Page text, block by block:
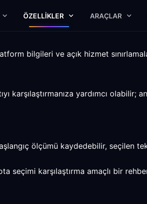
ÖZELLIKLER ARAÇLAR
bilgileri ve açık hizmet
karşılaştırmanıza yardımcı
ölçümü kaydedebilir, seçilen
seçimi karşılaştırma amaçlı bir